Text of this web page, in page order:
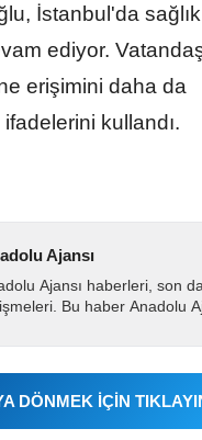
İstanbul'da sağlık
ediyor.
erişimini daha da
kullandı.
Ajansı
Ajansı haberleri, son
Bu haber Anadolu
geçilen tüm...
DÖNMEK İÇİN